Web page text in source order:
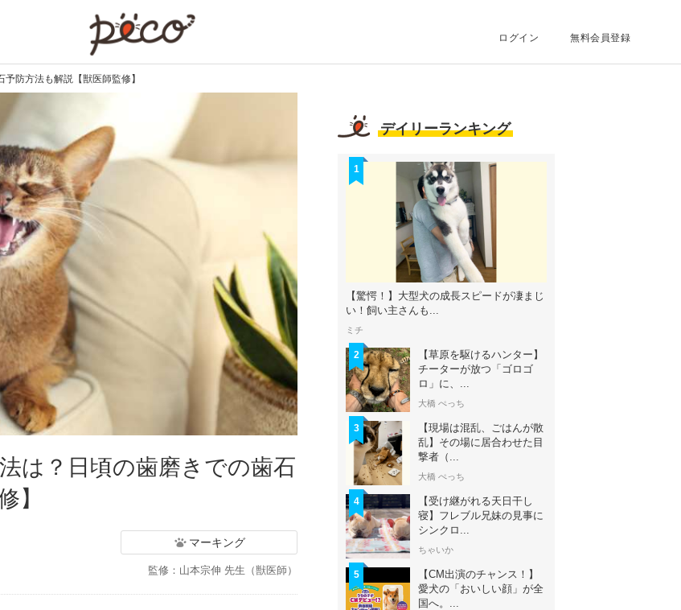
ログイン 無料会員登録
防方法も解説【獣医師監修】
は？日頃の歯磨きでの歯石
】
マーキング
監修：山本宗伸 先生（獣医師）
デイリーランキング
1
【驚愕！】大型犬の成長スピードが凄まじ
い！飼い主さんも...
ミチ
2
【草原を駆けるハンター】
チーターが放つ「ゴロゴ
ロ」に、...
大橋 ぺっち
3
【現場は混乱、ごはんが散
乱】その場に居合わせた目
撃者（...
大橋 ぺっち
4
【受け継がれる天日干し
寝】フレブル兄妹の見事に
シンクロ...
ちゃいか
5
【CM出演のチャンス！】
愛犬の「おいしい顔」が全
国へ。...